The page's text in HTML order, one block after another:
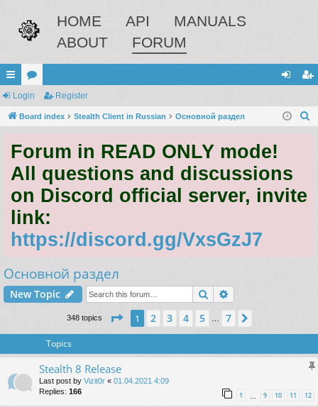
HOME API
MANUALS
ABOUT
FORUM
ui
ck
ks
or
u
s
in ist
Login Register
Board index Stealth Client in Russian Основной раздел
Forum in READ ONLY mode!
All questions and discussions
on Discord official server, invite
link:
https://discord.gg/VxsGzJ7
Основной раздел
New Topic Search
348 topics Page 1of7
1 2 3 4 5 … 7
Topics
Stealth 8 Release
Last post by Vizit0r « 01.04.2021 4:09
Replies: 166 1 9 10 11 12